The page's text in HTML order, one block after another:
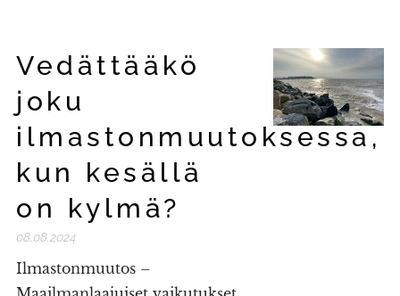
Vedättääkö
joku
ilmastonmuutoksessa,
kun kesällä
on kylmä?
08.08.2024
Ilmastonmuutos –